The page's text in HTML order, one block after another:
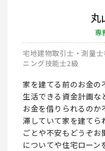
丸
専
宅地建物取引士・測量
ニング技能士2級
家を建てる前のお金の
生活できる資金計画な
お金を借りられるの
滞していて家を建て
ごとや不安もどうぞお
についてや住宅ローン